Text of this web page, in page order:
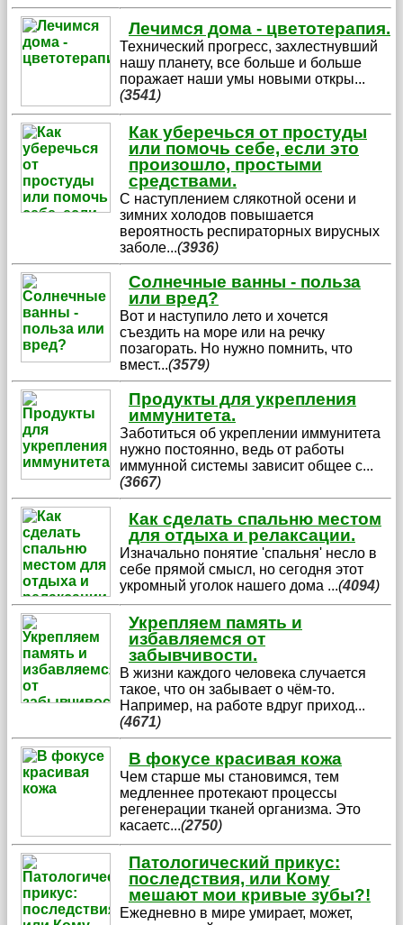
Лечимся дома - цветотерапия.
Технический прогресс, захлестнувший
нашу планету, все больше и больше
поражает наши умы новыми откры...
(3541)
Как уберечься от простуды
или помочь себе, если это
произошло, простыми
средствами.
С наступлением слякотной осени и
зимних холодов повышается
вероятность респираторных вирусных
заболе...(3936)
Солнечные ванны - польза
или вред?
Вот и наступило лето и хочется
съездить на море или на речку
позагорать. Но нужно помнить, что
вмест...(3579)
Продукты для укрепления
иммунитета.
Заботиться об укреплении иммунитета
нужно постоянно, ведь от работы
иммунной системы зависит общее с...
(3667)
Как сделать спальню местом
для отдыха и релаксации.
Изначально понятие 'спальня' несло в
себе прямой смысл, но сегодня этот
укромный уголок нашего дома ...(4094)
Укрепляем память и
избавляемся от
забывчивости.
В жизни каждого человека случается
такое, что он забывает о чём-то.
Например, на работе вдруг приход...
(4671)
В фокусе красивая кожа
Чем старше мы становимся, тем
медленнее протекают процессы
регенерации тканей организма. Это
касаетс...(2750)
Патологический прикус:
последствия, или Кому
мешают мои кривые зубы?!
Ежедневно в мире умирает, может,